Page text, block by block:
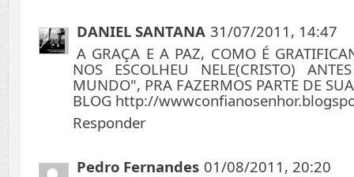
DANIEL SANTANA 31/07/2011, 14:47
A GRAÇA E A PAZ, COMO É
NOS ESCOLHEU NELE(CRISTO)
MUNDO", PRA FAZERMOS PARTE DE
BLOG http://
Responder
Pedro Fernandes 01/08/2011, 20:20